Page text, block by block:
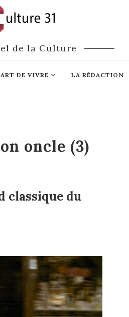
de la Culture
ART DE VIVRE LA RÉDACTION
oncle (3)
classique du